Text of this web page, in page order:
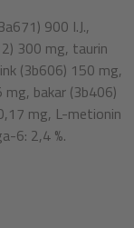
900 I.J.,
300 mg, taurin
(3b606) 150 mg,
bakar (3b406)
mg, L-metionin
6: 2,4 %.